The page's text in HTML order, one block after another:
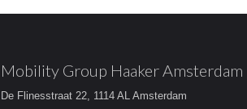
Mobility Group Haaker Amsterdam
De Flinesstraat 22, 1114 AL Amsterdam